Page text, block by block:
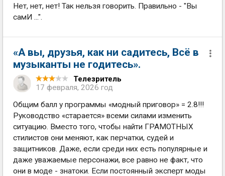
Нет, нет, нет! Так нельзя говорить. Правильно - "Вы
самИ ...".
«А вы, друзья, как ни садитесь, Всё в
музыканты не годитесь».
Телезритель
17 февраля, 2026 год
Общим балл у программы «модный приговор» = 2.8!!!
Руководство «старается» всеми силами изменить
ситуацию. Вместо того, чтобы найти ГРАМОТНЫХ
стилистов они меняют, как перчатки, судей и
защитников. Даже, если среди них есть популярные и
даже уважаемые персонажи, все равно не факт, что
они в моде - знатоки. Если постоянный эксперт моды